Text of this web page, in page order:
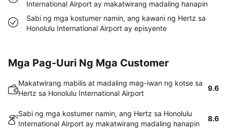
International Airport ay makatwirang madaling hanapin
Sabi ng mga kostumer namin, ang kawani ng Hertz sa
Honolulu International Airport ay episyente
Mga Pag-Uuri Ng Mga Customer
Makatwirang mabilis at madaling mag-iwan ng kotse sa
Hertz sa Honolulu International Airport
9.6
Sabi ng mga kostumer namin, ang Hertz sa Honolulu
International Airport ay makatwirang madaling hanapin
8.6